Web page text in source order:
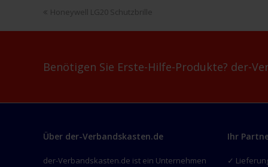
vorheriger
Honeywell LG20 Schutzbrille
Benötigen Sie Erste-Hilfe-Produkte? der-
Über der-Verbandskasten.de
der-Verbandskasten.de ist ein Unternehmen
Ihr
✓